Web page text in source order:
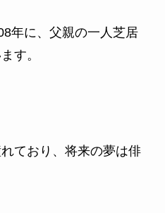
年に、父親の一人芝居
す。
ており、将来の夢は俳